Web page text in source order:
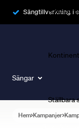
Sängtillverkning i
Sängar
Ställbara
Hem Kampanjer